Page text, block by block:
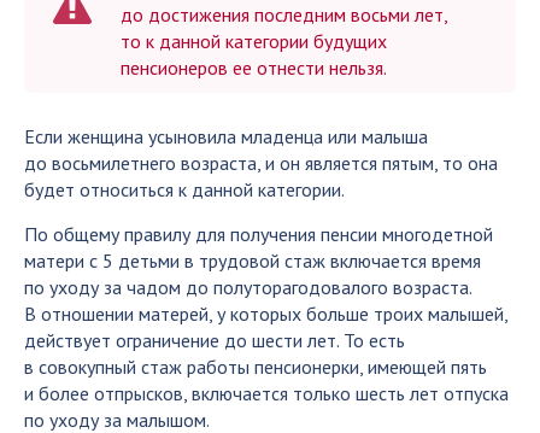
до достижения последним восьми лет,
то к данной категории будущих
пенсионеров ее отнести нельзя.
Если женщина усыновила младенца или малыша
до восьмилетнего возраста, и он является пятым, то она
будет относиться к данной категории.
По общему правилу для получения пенсии многодетной
матери с 5 детьми в трудовой стаж включается время
по уходу за чадом до полуторагодовалого возраста.
В отношении матерей, у которых больше троих малышей,
действует ограничение до шести лет. То есть
в совокупный стаж работы пенсионерки, имеющей пять
и более отпрысков, включается только шесть лет отпуска
по уходу за малышом.